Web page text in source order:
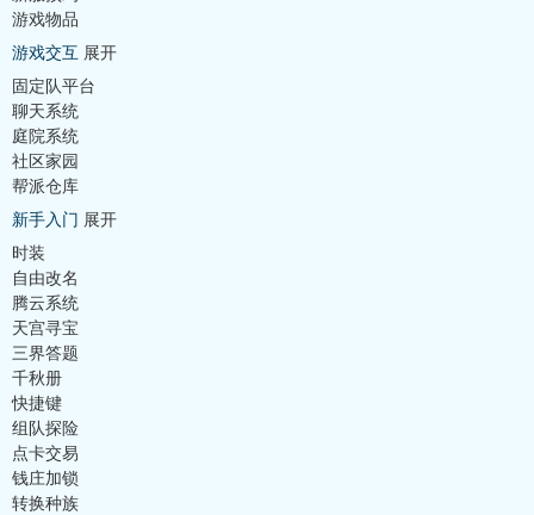
游戏物品
游戏交互 展开
固定队平台
聊天系统
庭院系统
社区家园
帮派仓库
新手入门 展开
时装
自由改名
腾云系统
天宫寻宝
三界答题
千秋册
快捷键
组队探险
点卡交易
钱庄加锁
转换种族